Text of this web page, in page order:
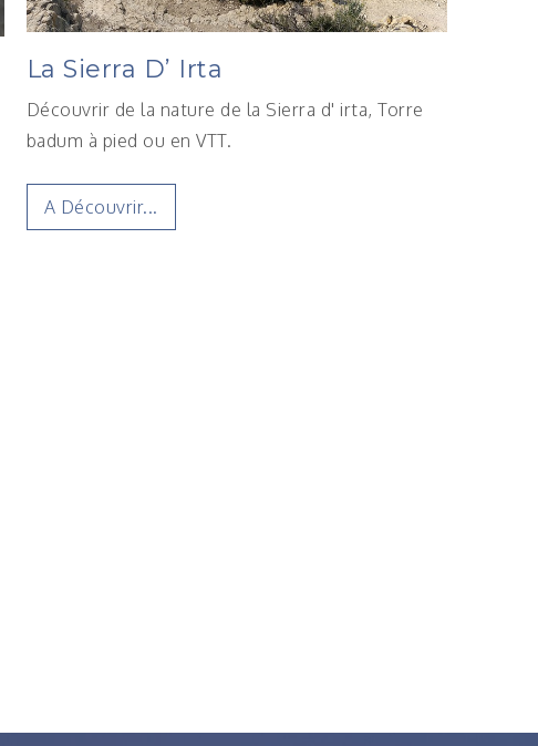
La Sierra D’ Irta
Découvrir de la nature de la Sierra d' irta, Torre
badum à pied ou en VTT.
A Découvrir...